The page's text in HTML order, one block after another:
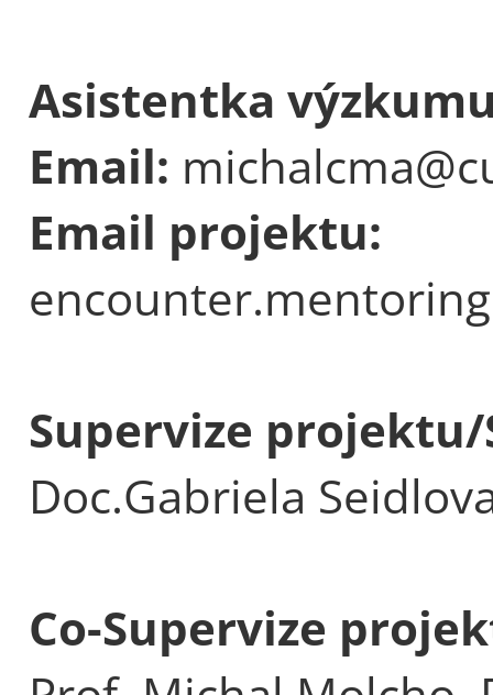
Asistentka
Email:
Email projektu:
Supervize
Doc.Gabriela
Co-Supervize